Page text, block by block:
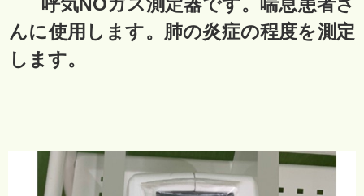
んに使用します。肺の炎症の程度を測定
します。